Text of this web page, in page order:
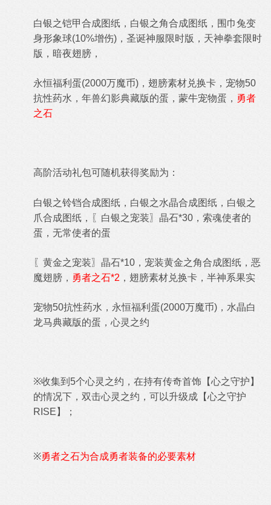
白银之铠甲合成图纸， 白银之角合成图纸，围巾兔变
身形象球(10%增伤)，圣诞神服限时版，天神拳套限时
版 ，暗夜翅膀，
永恒福利蛋(2000万魔币)，翅膀素材兑换卡，宠物50
抗性药水 ， 年兽幻影典藏版的蛋， 蒙牛宠物蛋 ， 勇者
之石
高阶活动礼包可随机获得奖励为：
白银之铃铛合成图纸， 白银之水晶合成图纸， 白银之
爪合成图纸，〖白银之宠装〗晶石*30， 索魂使者的
蛋， 无常使者的蛋
〖黄金之宠装〗晶石*10，宠装黄金之角合成图纸， 恶
魔翅膀 ， 勇者之石*2 ， 翅膀素材兑换卡， 半神系果实
宠物50抗性药水， 永恒福利蛋(2000万魔币)，水晶白
龙马典藏版的蛋 ，心灵之约
※收集到5个心灵之约，在持有传奇首饰【心之守护】
的情况下，双击心灵之约 ，可以升级成 【心之守护
RISE】；
※勇者之石为合成勇者装备的必要素材